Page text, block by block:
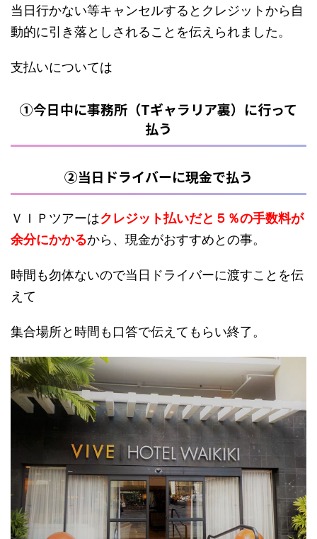
当日行かない等キャンセルするとクレジットから自
動的に引き落としされることを伝えられました。
支払いについては
①今日中に事務所（Tギャラリア裏）に行って
払う
②当日ドライバーに現金で払う
ＶＩＰツアーはクレジット払いだと５％の手数料が
余分にかかるから、現金がおすすめとの事。
時間も勿体ないので当日ドライバーに渡すことを伝
えて
集合場所と時間も口答で伝えてもらい終了。